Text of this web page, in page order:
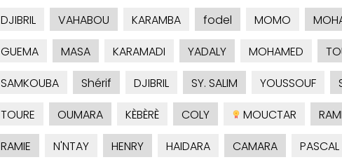
DJIBRIL
VAHABOU KARAMBA fodel MOMO
GUEMA
MASA KARAMADI YADALY MOHAMED
SAMKOUBA
Shérif DJIBRIL SY. SALIM YOUSSOUF
TOURE
OUMARA KÈBÈRÈ COLY MOUCTAR
RAMIE
N'NTAY HENRY HAIDARA CAMARA PASCAL